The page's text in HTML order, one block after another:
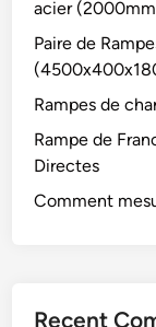
acier
Paire de
Rampes de
Rampe de
Directes
Comment
Recent